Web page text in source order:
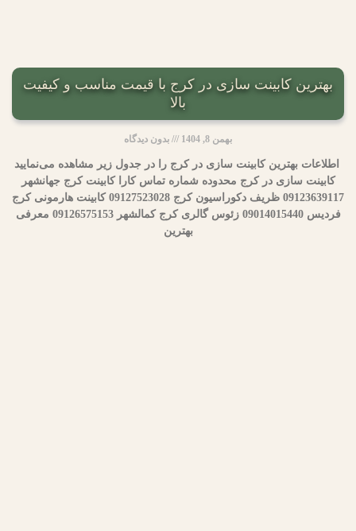
بهترین کابینت سازی در کرج با قیمت مناسب و کیفیت
بالا
بهمن 8, 1404 بدون دیدگاه
اطلاعات بهترین کابینت سازی در کرج را در جدول زیر مشاهده می‌نمایید
کابینت سازی در کرج محدوده شماره تماس کارا کابینت کرج جهانشهر
09123639117 ظریف دکوراسیون کرج 09127523028 کابینت هارمونی کرج
فردیس 09014015440 زئوس گالری کرج کمالشهر 09126575153 معرفی
بهترین